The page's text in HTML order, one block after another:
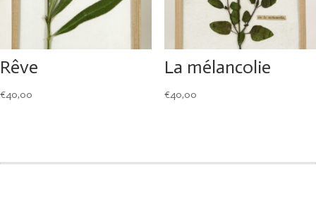
Rêve
€40,00
La mélancolie
€40,00